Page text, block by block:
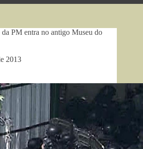
PM entra no antigo Museu do
2013